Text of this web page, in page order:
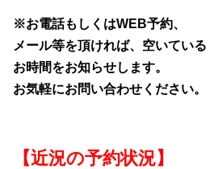
※お電話もしくはWEB予約、
メール等を頂ければ、空いている
お時間をお知らせします。
お気軽にお問い合わせ く ださい。
【近況の予約状況】